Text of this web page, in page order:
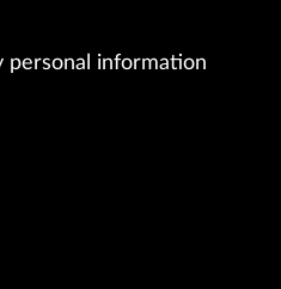
personal information